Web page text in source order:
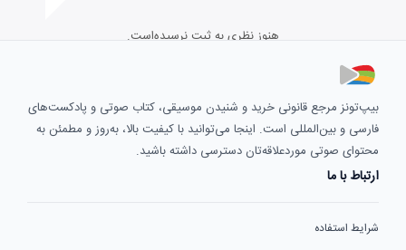
هنوز نظری به ثبت نرسیده‌است.
بیپ‌تونز مرجع قانونی خرید و شنیدن موسیقی، کتاب صوتی و پادکست‌های
فارسی و بین‌المللی است. اینجا می‌توانید با کیفیت بالا، به‌روز و مطمئن به
محتوای صوتی موردعلاقه‌تان دسترسی داشته باشید.
ارتباط با ما
شرایط استفاده